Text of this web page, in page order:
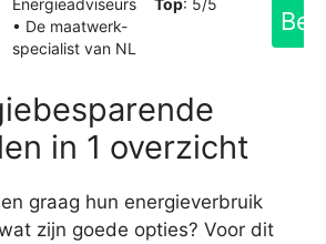
• De maatwerk-
specialist van NL
in 1 overzicht
graag hun energieverbruik
zijn goede opties? Voor dit